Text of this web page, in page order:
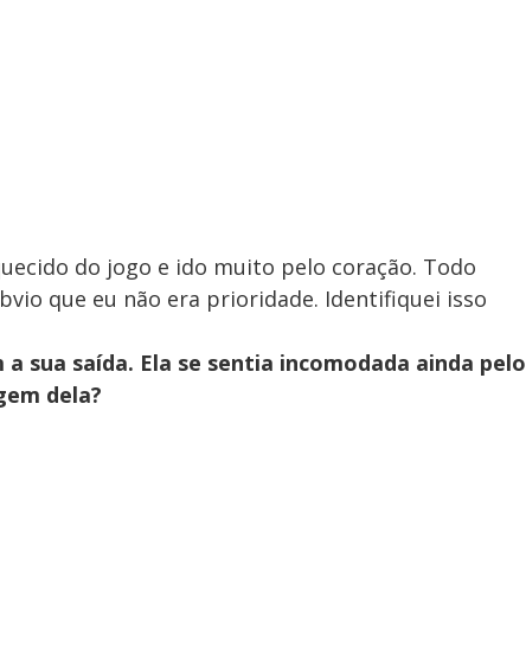
do jogo e ido muito pelo coração. Todo
que eu não era prioridade. Identifiquei isso
sua saída. Ela se sentia incomodada ainda pelo
dela?